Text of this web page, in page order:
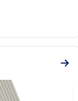
Go